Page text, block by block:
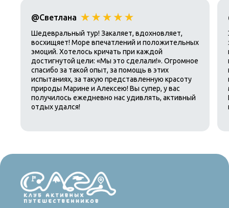
@Светлана
Шедевральный тур! Закаляет, вдохновляет,
восхищяет! Море впечатлений и положительных
эмоций. Хотелось кричать при каждой
достигнутой цели: «Мы это сделали!». Огромное
спасибо за такой опыт, за помощь в этих
испытаниях, за такую представленную красоту
природы Марине и Алексею! Вы супер, у вас
получилось ежедневно нас удивлять, активный
отдых удался!